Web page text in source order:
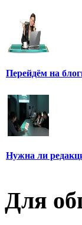
Перейдём на
Нужна ли
Для